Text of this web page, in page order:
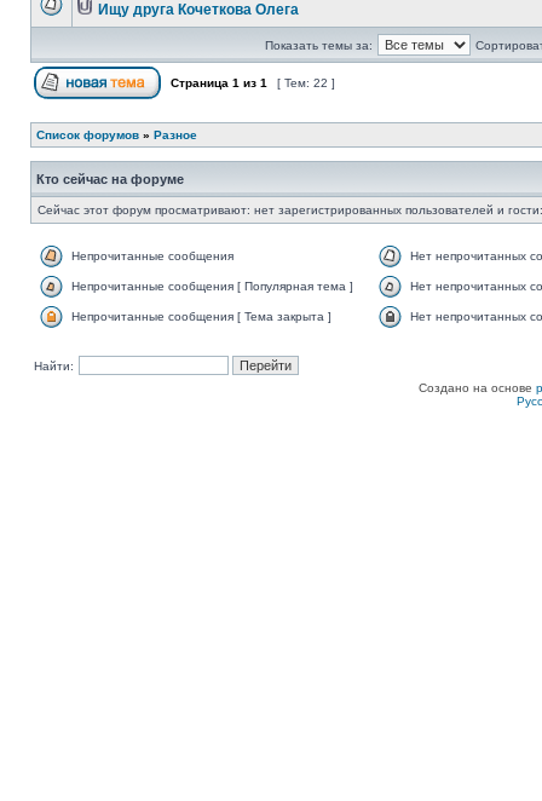
Ищу друга Кочеткова Олега
Показать темы за:
Страница 1 из 1 [ Тем: 22 ]
Список форумов » Разное
Кто сейчас на форуме
Сейчас этот форум просматривают: нет зарегистрированных пользователей и
Непрочитанные сообщения Нет непрочитанных
Непрочитанные сообщения [ Популярная тема ] Нет непрочитанных
Непрочитанные сообщения [ Тема закрыта ] Нет непрочитанных
Найти:
Создано на основе